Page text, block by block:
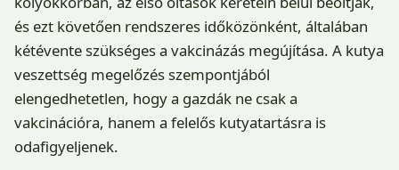
és ezt követően rendszeres időközönként, általában
kétévente szükséges a vakcinázás megújítása. A kutya
veszettség megelőzés szempontjából
elengedhetetlen, hogy a gazdák ne csak a
vakcinációra, hanem a felelős kutyatartásra is
odafigyeljenek.